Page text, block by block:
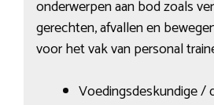
onderwerpen aan bod zoals
gerechten, afvallen en
voor het vak van personal
Voedingsdeskundige /